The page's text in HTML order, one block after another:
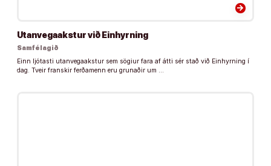
arrow_forward
Utanvegaakstur við Einhyrning
Samfélagið
Einn ljótasti utanvegaakstur sem sögiur fara af átti sér stað við Einhyrning í
dag. Tveir franskir ferðamenn eru grunaðir um …